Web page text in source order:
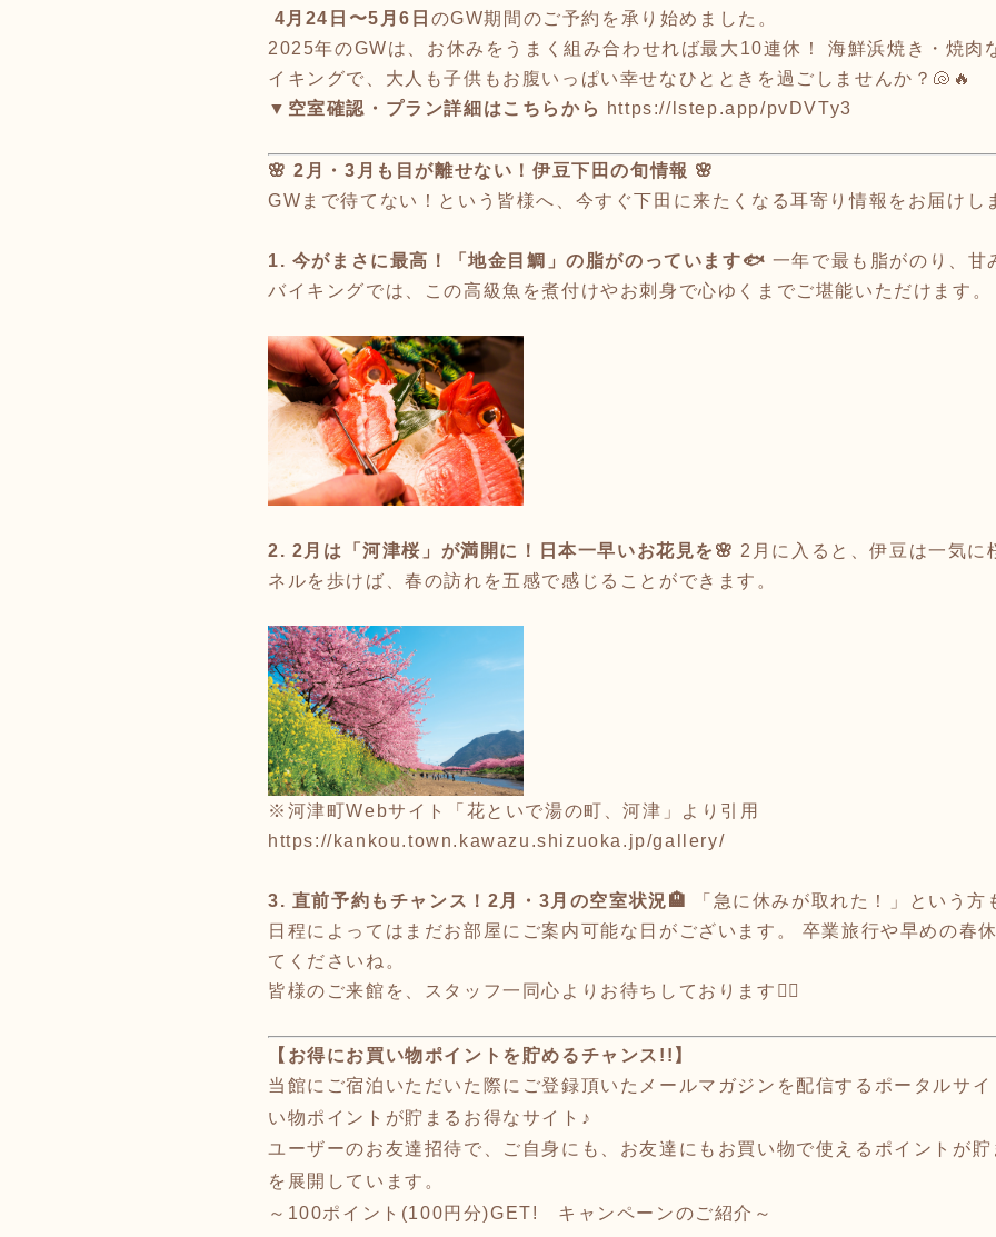
4月24日〜5月6日 のGW期間のご予約を承り始めました。
2025年のGWは、お休みをうまく組み合わせれば最大10連休！ 海鮮浜焼き・焼肉
イキングで、大人も子供もお腹いっぱい幸せなひとときを過ごしませんか？🐚🔥
▼空室確認・プラン詳細はこちらから
https://lstep.app/pvDVTy3
🌸 2月・3月も目が離せない！伊豆下田の旬情報 🌸
GWまで待てない！という皆様へ、今すぐ下田に来たくなる耳寄り情報をお届けし
1. 今がまさに最高！「地金目鯛」の脂がのっています🐟 一年で最も脂がのり、甘
バイキングでは、この高級魚を煮付けやお刺身で心ゆくまでご堪能いただけます。
2. 2月は「河津桜」が満開に！日本一早いお花見を🌸 2月に入ると、伊豆は一気に
ネルを歩けば、春の訪れを五感で感じることができます。
※河津町Webサイト「花といで湯の町、河津」より引用
https://kankou.town.kawazu.shizuoka.jp/gallery/
3. 直前予約もチャンス！2月・3月の空室状況🏨
「急に休みが取れた！」という方
日程によってはまだお部屋にご案内可能な日がございます。 卒業旅行や早めの春
てくださいね。
皆様のご来館を、スタ ッフ一同心よりお待ちしております🙇‍♂️
【お得にお買い物ポイントを貯めるチャンス!!】
当館にご宿泊いただいた際にご登録頂いたメールマガジンを配信するポータルサ
い物ポイントが貯まるお得なサイト♪
ユーザーのお友達招待で、ご自身にも、お友達にもお買い物で使えるポイントが
を展開しています。
～100ポイント(100円分)GET! キャンペーンのご紹介 ～